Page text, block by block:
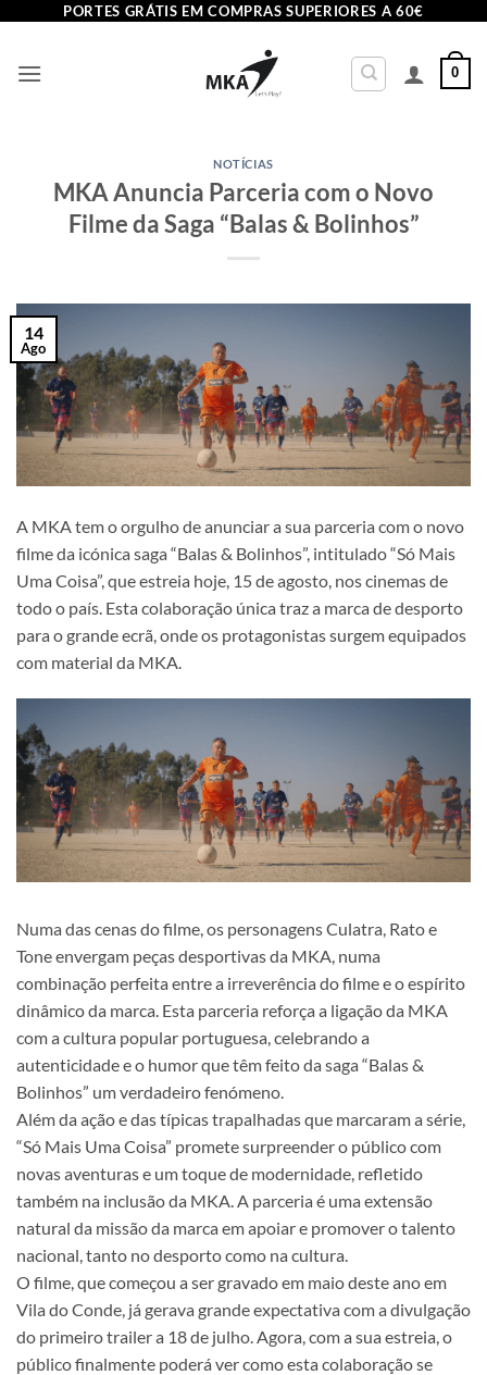
content
PORTES GRÁTIS EM COMPRAS SUPERIORES A 60€
0
NOTÍCIAS
MKA Anuncia Parceria com o Novo
Filme da Saga “Balas & Bolinhos”
14
Ago
A MKA tem o orgulho de anunciar a sua parceria com o novo
filme da icónica saga “Balas & Bolinhos”, intitulado “Só Mais
Uma Coisa”, que estreia hoje, 15 de agosto, nos cinemas de
todo o país. Esta colaboração única traz a marca de desporto
para o grande ecrã, onde os protagonistas surgem equipados
com material da MKA.
Numa das cenas do filme, os personagens Culatra, Rato e
Tone envergam peças desportivas da MKA, numa
combinação perfeita entre a irreverência do filme e o espírito
dinâmico da marca. Esta parceria reforça a ligação da MKA
com a cultura popular portuguesa, celebrando a
autenticidade e o humor que têm feito da saga “Balas &
Bolinhos” um verdadeiro fenómeno.
Além da ação e das típicas trapalhadas que marcaram a série,
“Só Mais Uma Coisa” promete surpreender o público com
novas aventuras e um toque de modernidade, refletido
também na inclusão da MKA. A parceria é uma extensão
natural da missão da marca em apoiar e promover o talento
nacional, tanto no desporto como na cultura.
O filme, que começou a ser gravado em maio deste ano em
Vila do Conde, já gerava grande expectativa com a divulgação
do primeiro trailer a 18 de julho. Agora, com a sua estreia, o
público finalmente poderá ver como esta colaboração se